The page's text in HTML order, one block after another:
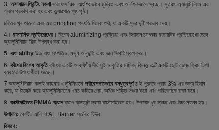
3. অসাধারন প্রিন্টিং নকশা সারফেস ফিল্ম আংশিকভাবে মুদ্রিত এবং আংশিকভাবে স্বচ্ছ। সুতরাং অ্যালুমিনিয়াম এর
গ্লাস প্রকাশ করা হয় এবং তুষারপাত পৃষ্ঠ পৃষ্ঠ।
চরিত্র খুব পাতলা এবং এর pringting পদ্ধতি সিল্ক পর্দা, যা একটি সুন্দর দৃষ্টি প্রভাব দেয়।
4। রাসায়নিক প্রতিরোধের। বিশেষ aluminizing প্রক্রিয়া এবং উপাদান চমৎকার রাসায়নিক প্রতিরোধের সঙ্গে
অ্যালুমিনিয়াম ফিল্ম উপলব্ধ করা হয়।
5. বাধা ablity উচ্চ বাধা সম্পত্তি, মসৃণ অনুভূতি এবং ভাল স্থিতিস্থাপকতা।
6. কাঁধের বিশেষ আকৃতি কাঁধের একটি আকর্ষণীয় দীর্ঘ সুই আকৃতির মালিক, কিন্তু এটি একটি ছোট ডোজ ক্রিম চিপা
ব্যবহার উপযোগীতা আছে ।
7 অ্যালুমিনিয়াম-কলাই ফাইবার এলুমিনিয়ামে পরিবেশগতভাবে বন্ধুত্বপূর্ণঠ ই পুরুত্ব প্রায় 3% এর জন্য হিসাব
করে, যা সিলেক্ট করে অ্যালুমিনিয়ামের খরচ কমিয়ে দেয়, অধিক শক্তি সঞ্চয় করে এবং পরিবেশকে রক্ষা করে।
8. কাস্টমাইজড PMMA ক্যাপক্যাপ ক্লায়েন্ট দ্বারা কাস্টমাইজড হয়। উপাদান খুব স্বচ্ছ এবং উচ্চ মানের হয়।
উপাদান: কোটিং আলি বা AL Barrier স্তরিত টিউব
বিবরণ: